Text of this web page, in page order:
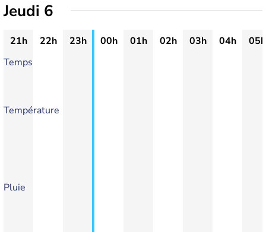
Jeudi 6
21h 22h 23h 00h 01h 02h 03h 04h
05h
Temps
Température
Pluie